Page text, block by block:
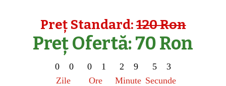
Preț Standard:120 Ron
Preț Ofertă: 70 Ron
0
0
Zile
0
1
Ore
2
9
Minute
5
3
Secunde